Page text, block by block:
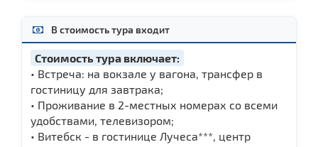
В стоимость тура входит
Стоимость тура включает:
• Встреча: на вокзале у вагона, трансфер в
гостиницу для завтрака;
• Проживание в 2-местных номерах со всеми
удобствами, телевизором;
• Витебск - в гостинице Лучеса***, центр